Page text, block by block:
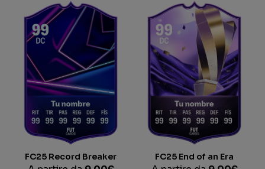
FC25 Record Breaker FC25 End of an Era